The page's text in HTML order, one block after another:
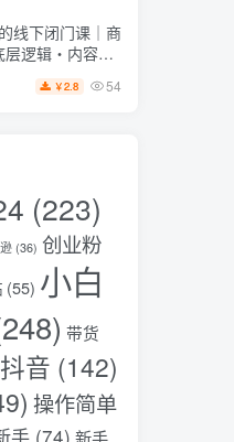
线下闭门课｜商
层逻辑・内容创
法・AI核心概念
实战，打造
￥2.8 54
(223)
(36) 创业粉
(55) 小白
带货
抖音 (142)
操作简单
手 (74) 新手